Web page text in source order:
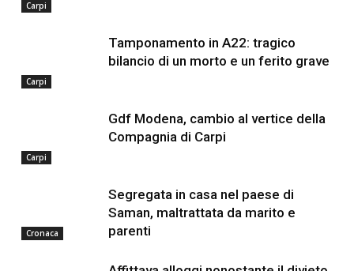
Carpi
Carpi
Tamponamento in A22: tragico
bilancio di un morto e un ferito grave
Carpi
Gdf Modena, cambio al vertice della
Compagnia di Carpi
Cronaca
Segregata in casa nel paese di
Saman, maltrattata da marito e
parenti